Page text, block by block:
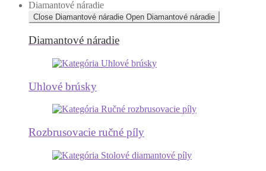
Diamantové náradie
Close Diamantové náradie Open Diamantové náradie
Diamantové náradie
Uhlové brúsky
Rozbrusovacie ručné píly